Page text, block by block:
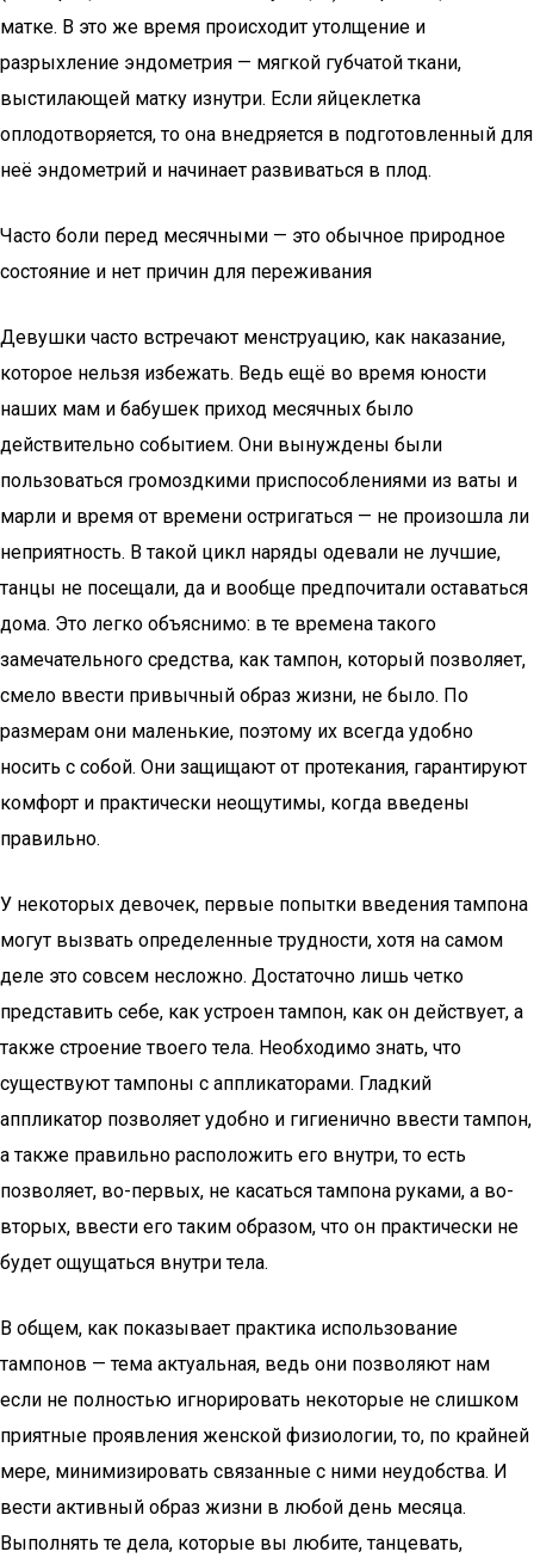
матке. В это же время происходит утолщение и
разрыхление эндометрия — мягкой губчатой ткани,
выстилающей матку изнутри. Если яйцеклетка
оплодотворяется, то она внедряется в подготовленный для
неё эндометрий и начинает развиваться в плод.
Часто боли перед месячными — это обычное природное
состояние и нет причин для переживания
Девушки часто встречают менструацию, как наказание,
которое нельзя избежать. Ведь ещё во время юности
наших мам и бабушек приход месячных было
действительно событием. Они вынуждены были
пользоваться громоздкими приспособлениями из ваты и
марли и время от времени остригаться — не произошла ли
неприятность. В такой цикл наряды одевали не лучшие,
танцы не посещали, да и вообще предпочитали оставаться
дома. Это легко объяснимо: в те времена такого
замечательного средства, как тампон, который позволяет,
смело ввести привычный образ жизни, не было. По
размерам они маленькие, поэтому их всегда удобно
носить с собой. Они защищают от протекания, гарантируют
комфорт и практически неощутимы, когда введены
правильно.
У некоторых девочек, первые попытки введения тампона
могут вызвать определенные трудности, хотя на самом
деле это совсем несложно. Достаточно лишь четко
представить себе, как устроен тампон, как он действует, а
также строение твоего тела. Необходимо знать, что
существуют тампоны с аппликаторами. Гладкий
аппликатор позволяет удобно и гигиенично ввести тампон,
а также правильно расположить его внутри, то есть
позволяет, во-первых, не касаться тампона руками, а во-
вторых, ввести его таким образом, что он практически не
будет ощущаться внутри тела.
В общем, как показывает практика использование
тампонов — тема актуальная, ведь они позволяют нам
если не полностью игнорировать некоторые не слишком
приятные проявления женской физиологии, то, по крайней
мере, минимизировать связанные с ними неудобства. И
вести активный образ жизни в любой день месяца.
Выполнять те дела, которые вы любите, танцевать,